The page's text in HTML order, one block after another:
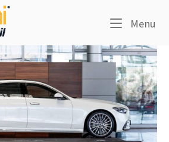
Menu